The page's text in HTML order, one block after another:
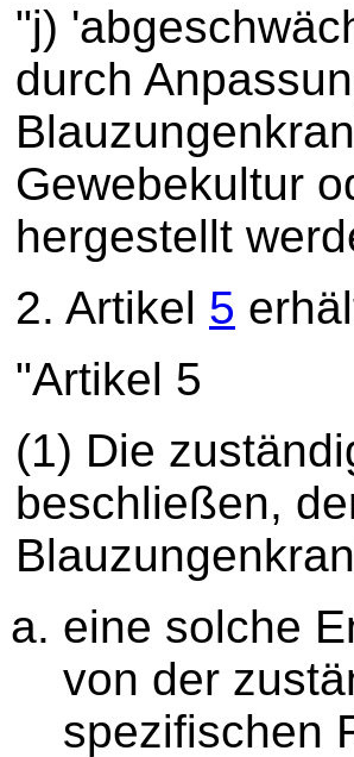
"j)
durch
Gewebekultur
hergestellt
2. Artikel 5
"Artikel 5
(1) Die
beschließen,
eine solche
von der
spezifischen